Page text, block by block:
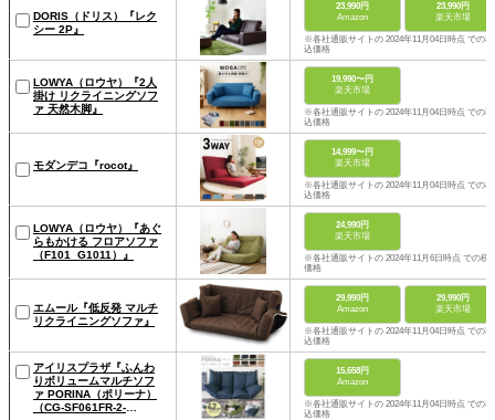
DORIS（ドリス）『レク
シー 2P』
23,990円
Amazon
23,990円
楽天市場
※各社通販サイトの 2024年11月04日時点 での税
込価格
LOWYA（ロウヤ）『2人
掛け リクライニングソフ
ァ 天然木脚』
19,990〜円
楽天市場
※各社通販サイトの 2024年11月04日時点 での税
込価格
モダンデコ『rocot』
14,999〜円
楽天市場
※各社通販サイトの 2024年11月04日時点 での税
込価格
LOWYA（ロウヤ）『あぐ
らもかける フロアソファ
（F101_G1011）』
24,990円
楽天市場
※各社通販サイトの 2024年11月6日時点 での税
価格
エムール『低反発 マルチ
リクライニングソファ』
29,990円
Amazon
29,990円
楽天市場
※各社通販サイトの 2024年11月04日時点 での税
込価格
アイリスプラザ『ふんわ
りボリュームマルチソフ
ァ PORINA（ポリーナ）
（CG-SF061FR-2-
15,658円
Amazon
※各社通販サイトの 2024年11月04日時点 での税
込価格